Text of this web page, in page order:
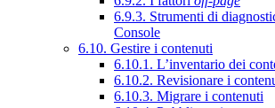
6.9.3. Strumenti di
Console
6.10. Gestire i contenuti
6.10.1. L’inventario dei
6.10.2. Revisionare i
6.10.3. Migrare i contenuti